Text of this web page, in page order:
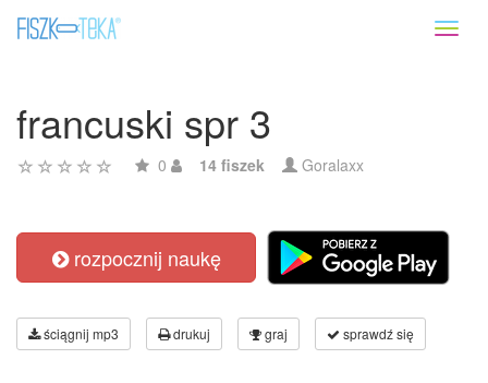
francuski spr 3
0 14 fiszek Goralaxx
rozpocznij naukę
ściągnij mp3 drukuj graj sprawdź się